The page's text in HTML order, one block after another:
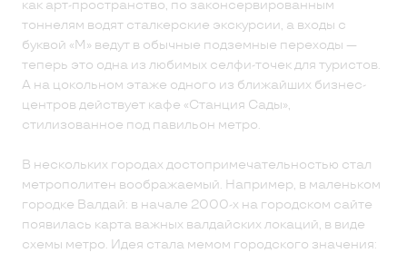
как арт-пространство, по законсервированным
тоннелям водят сталкерские экскурсии, а входы с
буквой «М» ведут в обычные подземные переходы —
теперь это одна из любимых селфи-точек для туристов.
А на цокольном этаже одного из ближайших бизнес-
центров действует кафе «Станция Сады»,
стилизованное под павильон метро.
В нескольких городах достопримечательностью стал
метрополитен воображаемый. Например, в маленьком
городке Валдай: в начале 2000-х на городском сайте
появилась карта важных валдайских локаций, в виде
схемы метро. Идея стала мемом городского значения: